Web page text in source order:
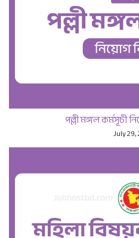
পল্লী মঙ্গল কর্মসূচী
July